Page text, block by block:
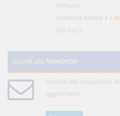
Minussi
Versione ebook € 6,99
(iva incl.)
Iscriviti alla Newsletter
Iscriviti alla newsletter
aggiornato!